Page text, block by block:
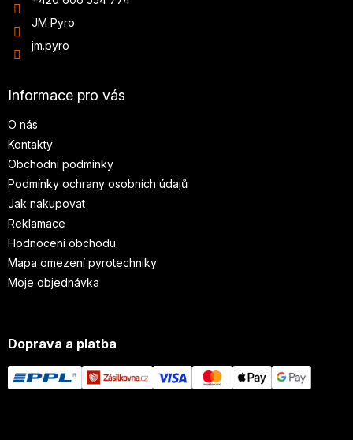
JM Pyro
jm.pyro
Informace pro vás
O nás
Kontakty
Obchodní podmínky
Podmínky ochrany osobních údajů
Jak nakupovat
Reklamace
Hodnocení obchodu
Mapa omezení pyrotechniky
Moje objednávka
Doprava a platba